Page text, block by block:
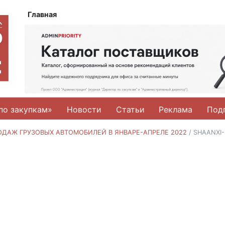
Главная
закупкам» Новости Статьи Реклама
ГРУЗОВЫХ АВТОМОБИЛЕЙ В ЯНВАРЕ-АПРЕЛЕ 2022 /